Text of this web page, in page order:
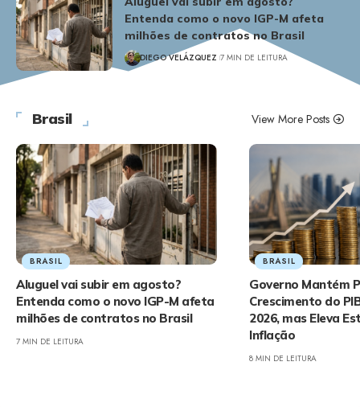
Entenda como o novo IGP-M afeta
milhões de contratos no Brasil
DIEGO VELÁZQUEZ 7 MIN DE LEITURA
Brasil View More Posts
BRASIL
Aluguel vai subir em agosto?
Entenda como o novo IGP-M afeta
milhões de contratos no Brasil
7 MIN DE LEITURA
BRASIL
Governo Mantém
Crescimento do
2026, mas Eleva
Inflação
8 MIN DE LEITURA